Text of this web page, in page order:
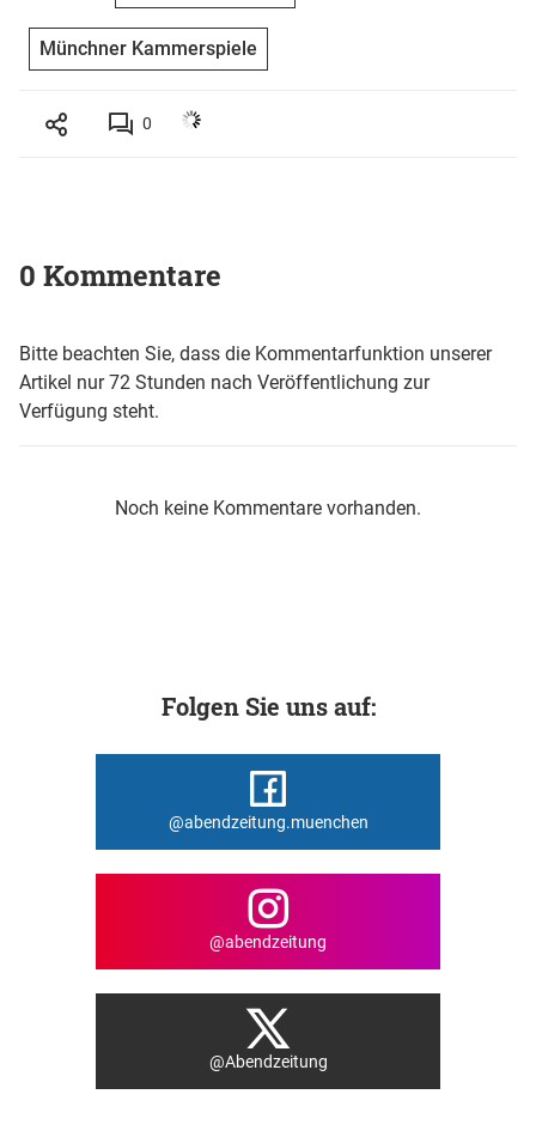
Münchner Kammerspiele
0
0 Kommentare
Bitte beachten Sie, dass die Kommentarfunktion unserer
Artikel nur 72 Stunden nach Veröffentlichung zur
Verfügung steht.
Noch keine Kommentare vorhanden.
Folgen Sie uns auf:
@abendzeitung.muenchen
@abendzeitung
@Abendzeitung